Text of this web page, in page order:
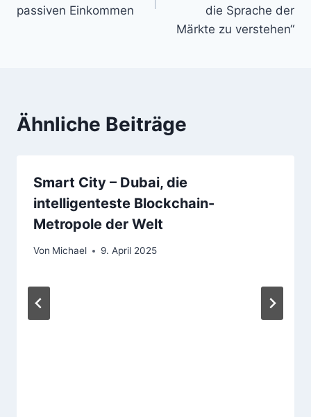
passiven Einkommen
die Sprache der
Märkte zu verstehen“
Ähnliche Beiträge
Smart City – Dubai, die
intelligenteste Blockchain-
Metropole der Welt
Von Michael 9. April 2025